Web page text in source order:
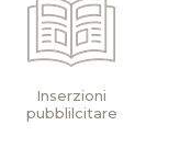
Inserzioni
pubblilcitare